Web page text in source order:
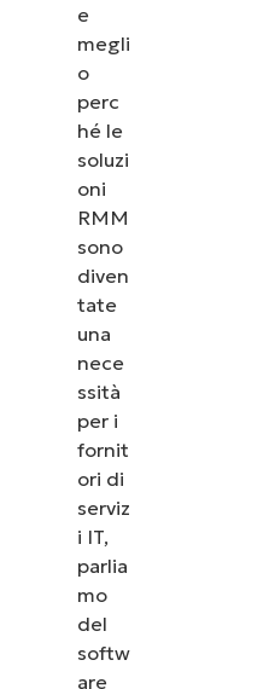
e
megli
o
perc
hé le
soluzi
oni
RMM
sono
diven
tate
una
nece
ssità
per i
fornit
ori di
serviz
i IT,
parlia
mo
del
softw
are